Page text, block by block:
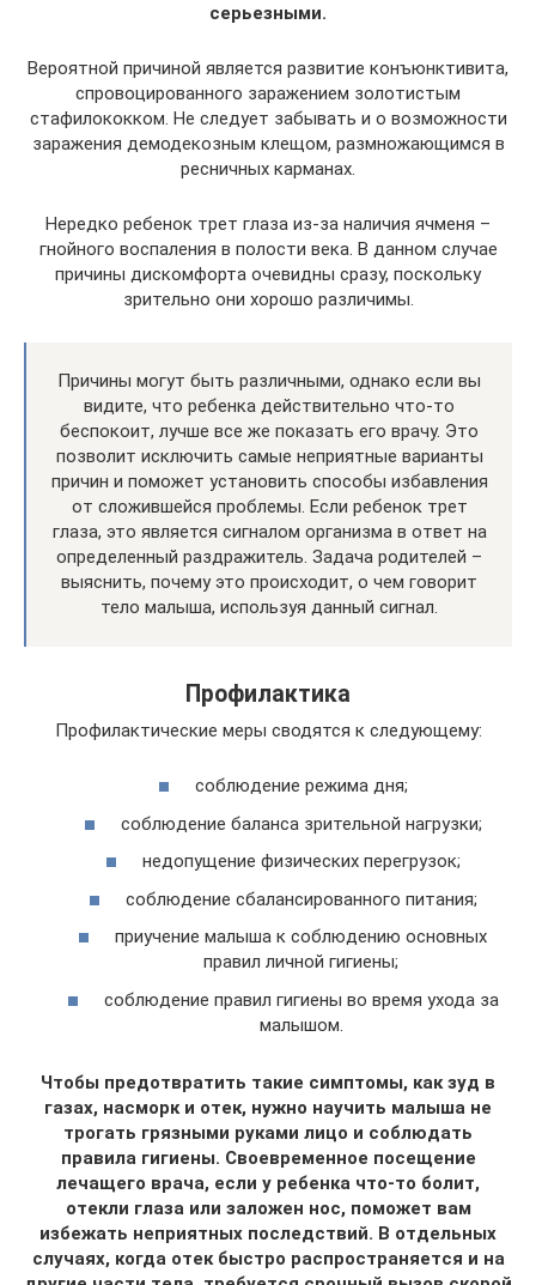
серьезными.
Вероятной причиной является развитие конъюнктивита,
спровоцированного заражением золотистым
стафилококком. Не следует забывать и о возможности
заражения демодекозным клещом, размножающимся в
ресничных карманах.
Нередко ребенок трет глаза из-за наличия ячменя –
гнойного воспаления в полости века. В данном случае
причины дискомфорта очевидны сразу, поскольку
зрительно они хорошо различимы.
Причины могут быть различными, однако если вы
видите, что ребенка действительно что-то
беспокоит, лучше все же показать его врачу. Это
позволит исключить самые неприятные варианты
причин и поможет установить способы избавления
от сложившейся проблемы. Если ребенок трет
глаза, это является сигналом организма в ответ на
определенный раздражитель. Задача родителей –
выяснить, почему это происходит, о чем говорит
тело малыша, используя данный сигнал.
Профилактика
Профилактические меры сводятся к следующему:
соблюдение режима дня;
соблюдение баланса зрительной нагрузки;
недопущение физических перегрузок;
соблюдение сбалансированного питания;
приучение малыша к соблюдению основных
правил личной гигиены;
соблюдение правил гигиены во время ухода за
малышом.
Чтобы предотвратить такие симптомы, как зуд в
газах, насморк и отек, нужно научить малыша не
трогать грязными руками лицо и соблюдать
правила гигиены. Своевременное посещение
лечащего врача, если у ребенка что-то болит,
отекли глаза или заложен нос, поможет вам
избежать неприятных последствий. В отдельных
случаях, когда отек быстро распространяется и на